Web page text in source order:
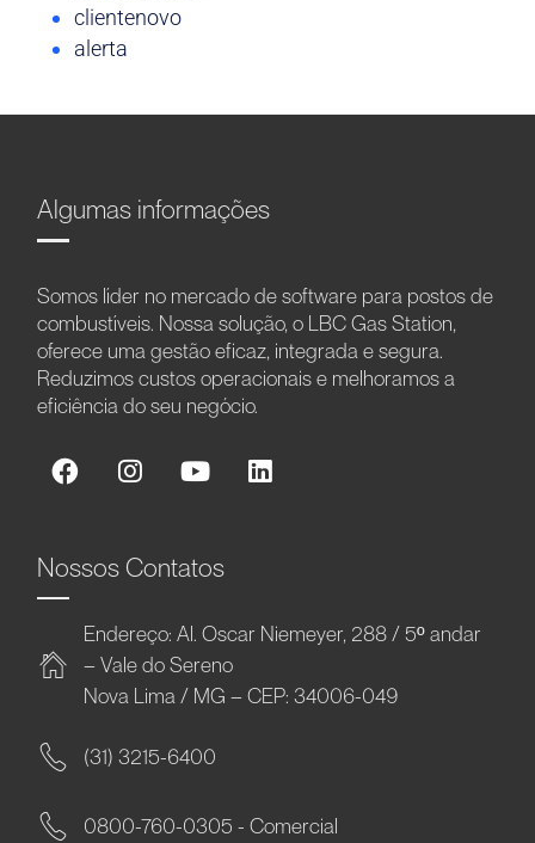
clientenovo
alerta
Algumas informações
Somos líder no mercado de software para postos de
combustíveis. Nossa solução, o LBC Gas Station,
oferece uma gestão eficaz, integrada e segura.
Reduzimos custos operacionais e melhoramos a
eficiência do seu negócio.
Nossos Contatos
Endereço: Al. Oscar Niemeyer, 288 / 5º andar
– Vale do Sereno
Nova Lima / MG – CEP: 34006-049
(31) 3215-6400
0800-760-0305 - Comercial